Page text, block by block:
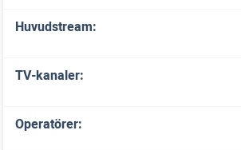
Huvudstream:
TV-kanaler:
Operatörer: